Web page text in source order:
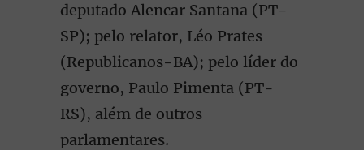
deputado Alencar Santana (PT-
SP); pelo relator, Léo Prates
(Republicanos-BA); pelo líder do
governo, Paulo Pimenta (PT-
RS), além de outros
parlamentares.